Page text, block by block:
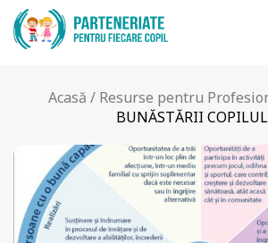
Acasă / Resurse pentru
BUNĂSTĂRII